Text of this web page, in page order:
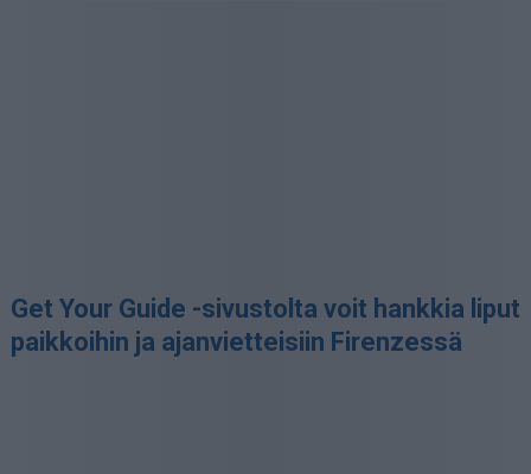
Get Your Guide -sivustolta voit hankkia liput
paikkoihin ja ajanvietteisiin Firenzessä